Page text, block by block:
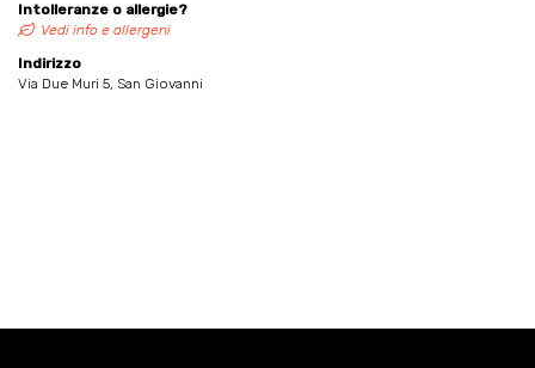
Intolleranze o allergie?
Vedi info e allergeni
Indirizzo
Via Due Muri 5, San Giovanni